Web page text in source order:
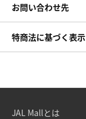
お問い合わせ先
特商法に基づく表示
JAL Mallとは